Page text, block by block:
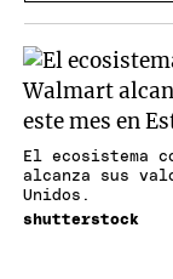
El ecosistema
alcanza sus
Unidos.
shutterstock